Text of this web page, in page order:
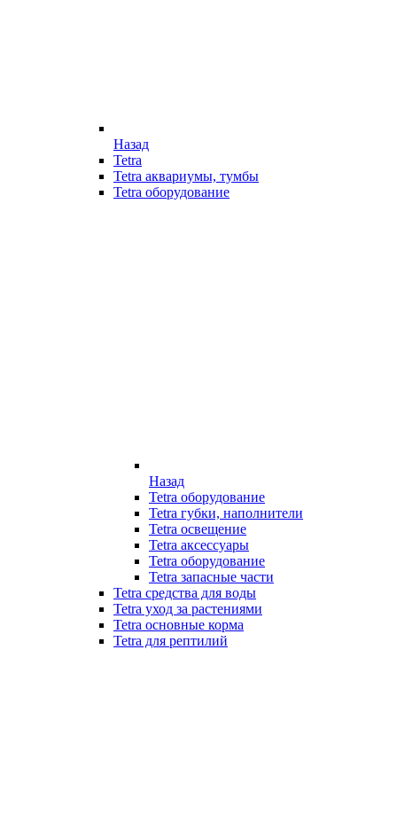
Назад
Tetra
Tetra аквариумы, тумбы
Tetra оборудование
Назад
Tetra оборудование
Tetra губки, наполнители
Tetra освещение
Tetra аксессуары
Tetra оборудование
Tetra запасные части
Tetra средства для воды
Tetra уход за растениями
Tetra основные корма
Tetra для рептилий